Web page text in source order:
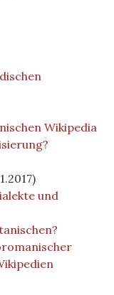
Wikipedia
und